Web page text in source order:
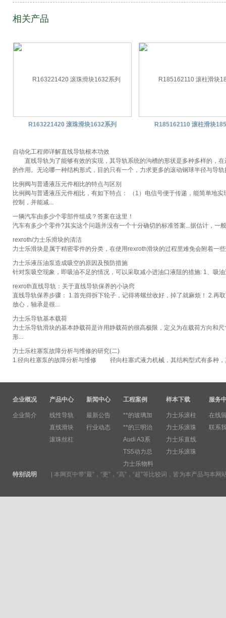
相关产品
R163221420 滚珠滑块1632系列 R185162110 滚柱滑块
自动化工程师详解直线导轨根本功效
直线导轨为了能够有效的实现，其导轨系统的沟槽的形状是多种多样的，在
的作用。无论哪一种结构形式，目的只有一个，力求更多的滚动钢球半径与导
比例阀与普通液压元件相比的特点与区别
比例阀与普通液压元件相比，有如下特点： （1）电信号便于传递，能简单地
控制，并能减...
一辆汽车由多少个零部件组成？答案在这里！
汽车有多少个零件?其实这个问题并没有一个十分确切的标准答案...据估计，
rexroth/力士乐滑块的清洁
力士乐滑块是属于精密零件的分类，在使用rexroth滑块的过程里难免会附着一
力士乐液压油泵造成吸空的原因及预防措施
针对泵吸空现象，即吸油不足的情况，可以采取减小进油口液阻的措施: 1、
rexroth直线导轨：关于直线导轨保养的小诀窍
直线导轨保养步骤： 1.首先得拆下轮子，记得将螺丝收好，掉了就麻烦！ 2.再
放心，轴承是很...
力士乐导轨基本载荷
力士乐导轨滑块的基本静载荷是许用静载荷的很高极限，定义为在载荷方向和
形...
力士乐柱塞泵故障分析与维修的研究(二)
1.径向柱塞泵的故障分析与维修 径向柱塞式液力机械，其结构型式有多种，
企业概况
企业简介
产品中心
线性导轨
直线滑块
滚珠丝杠
新闻中心
最新公告
行业动态
工程案例
**的玻璃加
**的三明治
Audi A3系
TS5动力总
力士乐物料
样本下载
力士乐滚柱
力士乐滚珠
力士乐直线
力士乐滚珠
服务
在线
联系
特别说明 本网页中带“最”，“更”，“高”，“超”等比较词，皆为本产品与本网